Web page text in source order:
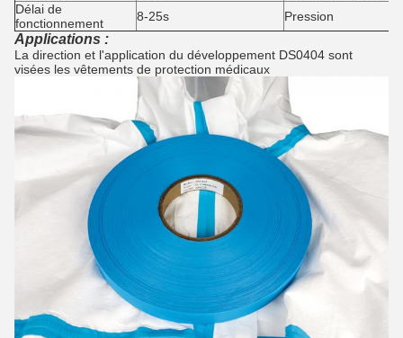
Délai de
fonctionnement
8-25s Pression
Applications :
La direction et l'application du développement DS0404 sont
visées les vêtements de protection médicaux